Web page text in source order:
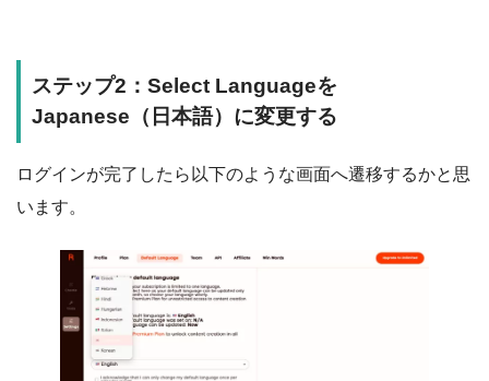
ステップ2：Select Languageを
Japanese（日本語）に変更する
ログインが完了したら以下のような画面へ遷移するかと思
います。